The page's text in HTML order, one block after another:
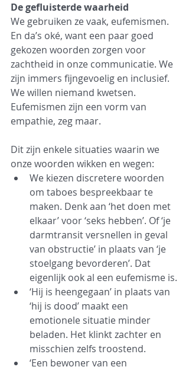
De gefluisterde waarheid
We gebruiken ze vaak, eufemismen.
En da’s oké, want een paar goed
gekozen woorden zorgen voor
zachtheid in onze communicatie. We
zijn immers fijngevoelig en inclusief.
We willen niemand kwetsen.
Eufemismen zijn een vorm van
empathie, zeg maar.
Dit zijn enkele situaties waarin we
onze woorden wikken en wegen:
We kiezen discretere woorden
om taboes bespreekbaar te
maken. Denk aan ‘het doen met
elkaar’ voor ‘seks hebben’. Of ‘je
darmtransit versnellen in geval
van obstructie’ in plaats van ‘je
stoelgang bevorderen’. Dat
eigenlijk ook al een eufemisme is.
‘Hij is heengegaan’ in plaats van
‘hij is dood’ maakt een
emotionele situatie minder
beladen. Het klinkt zachter en
misschien zelfs troostend.
‘Een bewoner van een